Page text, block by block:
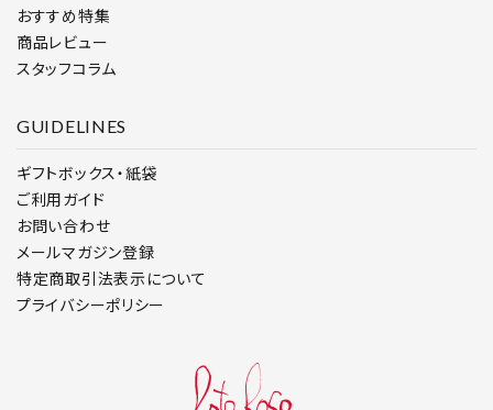
おすすめ特集
商品レビュー
スタッフコラム
GUIDELINES
ギフトボックス・紙袋
ご利用ガイド
お問い合わせ
メールマガジン登録
特定商取引法表示について
プライバシーポリシー